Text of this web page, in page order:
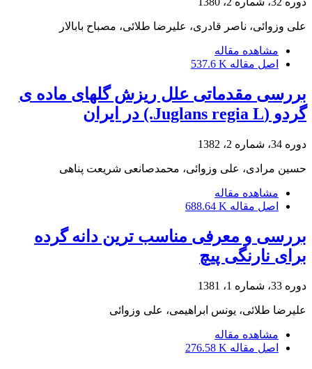
علی وزوائی، ناصر قادری، علیرضا طلائی، مصباح بابالار
مشاهده مقاله
اصل مقاله 537.6 K
بررسی مقدماتی علل ریزش گلهای ماده ی
گردو (Juglans regia L.) در ایران
دوره 34، شماره 2، 1382
حسین مرادی، علی وزوائی، محمدصانعی شریعت پناهی
مشاهده مقاله
اصل مقاله 688.64 K
بررسی و معرفی مناسب ترین دانه گرده
برای نارنگی پیچ
دوره 33، شماره 1، 1381
علیرضا طلائی، یونس ابراهیمی، علی وزوائی
مشاهده مقاله
اصل مقاله 276.58 K